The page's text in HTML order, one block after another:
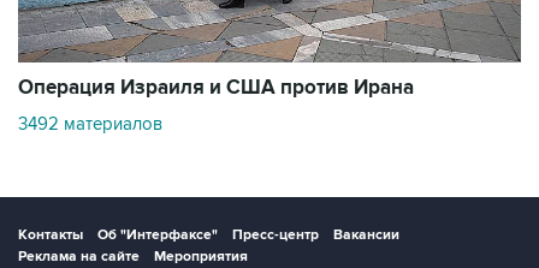
Операция Израиля и США против Ирана
3492 материалов
Контакты Об "Интерфаксе" Пресс-центр
Вакансии
Реклама на сайте
Мероприятия